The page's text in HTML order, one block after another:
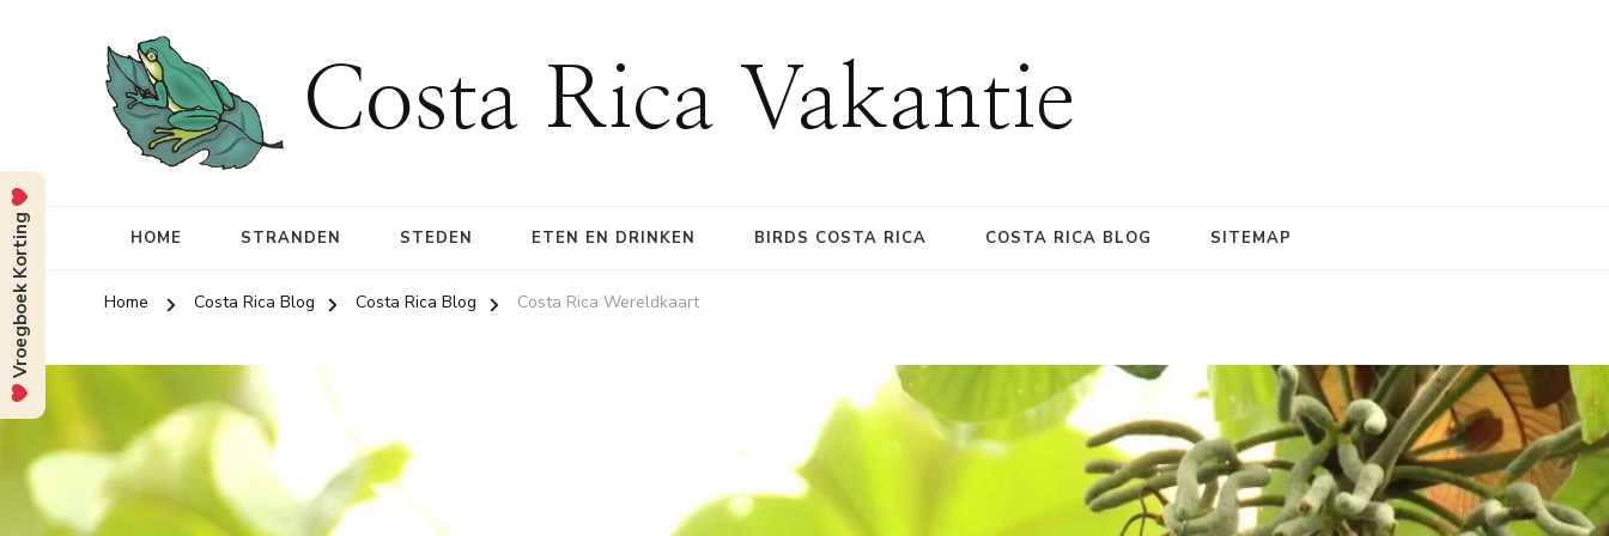
Costa Rica Vakantie
HOME STRANDEN STEDEN ETEN EN DRINKEN BIRDS COSTA RICA COSTA RICA BLOG SITEMAP
Home Costa Rica Blog Costa Rica Blog Costa Rica Wereldkaart
Vroegboek Korting